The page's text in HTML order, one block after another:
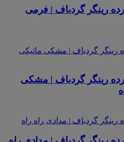
رینگر گردباف | فرمی
رینگر گردباف | مشکی